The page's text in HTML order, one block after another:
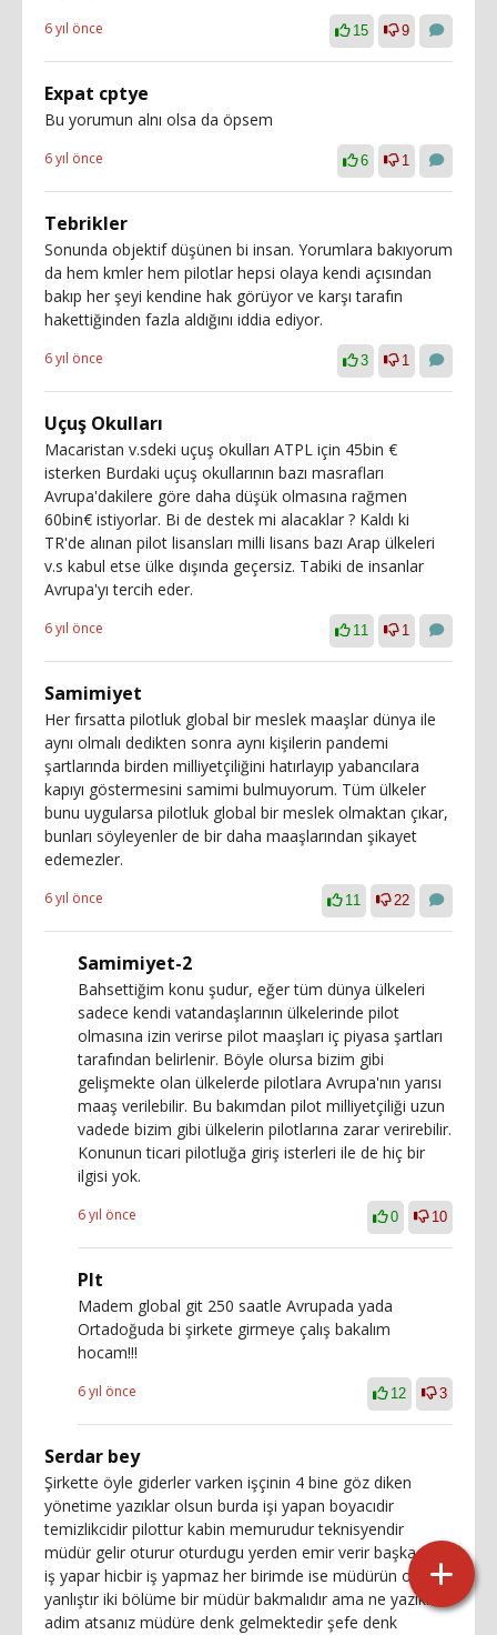
6 yıl önce 15 9
Expat cptye
Bu yorumun alnı olsa da öpsem
6 yıl önce 6 1
Tebrikler
Sonunda objektif düşünen bi insan. Yorumlara bakıyorum
da hem kmler hem pilotlar hepsi olaya kendi açısından
bakıp her şeyi kendine hak görüyor ve karşı tarafın
hakettiğinden fazla aldığını iddia ediyor.
6 yıl önce 3 1
Uçuş Okulları
Macaristan v.sdeki uçuş okulları ATPL için 45bin €
isterken Burdaki uçuş okullarının bazı masrafları
Avrupa'dakilere göre daha düşük olmasına rağmen
60bin€ istiyorlar. Bi de destek mi alacaklar ? Kaldı ki
TR'de alınan pilot lisansları milli lisans bazı Arap ülkeleri
v.s kabul etse ülke dışında geçersiz. Tabiki de insanlar
Avrupa'yı tercih eder.
6 yıl önce 11 1
Samimiyet
Her fırsatta pilotluk global bir meslek maaşlar dünya ile
aynı olmalı dedikten sonra aynı kişilerin pandemi
şartlarında birden milliyetçiliğini hatırlayıp yabancılara
kapıyı göstermesini samimi bulmuyorum. Tüm ülkeler
bunu uygularsa pilotluk global bir meslek olmaktan çıkar,
bunları söyleyenler de bir daha maaşlarından şikayet
edemezler.
6 yıl önce 11 22
Samimiyet-2
Bahsettiğim konu şudur, eğer tüm dünya ülkeleri
sadece kendi vatandaşlarının ülkelerinde pilot
olmasına izin verirse pilot maaşları iç piyasa şartları
tarafından belirlenir. Böyle olursa bizim gibi
gelişmekte olan ülkelerde pilotlara Avrupa'nın yarısı
maaş verilebilir. Bu bakımdan pilot milliyetçiliği uzun
vadede bizim gibi ülkelerin pilotlarına zarar verirebilir.
Konunun ticari pilotluğa giriş isterleri ile de hiç bir
ilgisi yok.
6 yıl önce 0 10
Plt
Madem global git 250 saatle Avrupada yada
Ortadoğuda bi şirkete girmeye çalış bakalım
hocam!!!
6 yıl önce 12 3
Serdar bey
Şirkette öyle giderler varken işçinin 4 bine göz diken
yönetime yazıklar olsun burda işi yapan boyacıdir
temizlikcidir pilottur kabin memurudur teknisyendir
müdür gelir oturur oturdugu yerden emir verir başka ne
iş yapar hicbir iş yapmaz her birimde ise müdürün olmasi
yanlıştır iki bölüme bir müdür bakmalıdır ama ne yazıkki
adim atsanız müdüre denk gelmektedir şefe denk